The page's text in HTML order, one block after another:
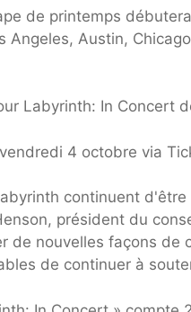
de printemps
Austin,
Labyrinth: In Concert
4 octobre via
continuent
président du
de nouvelles façons de
de continuer à